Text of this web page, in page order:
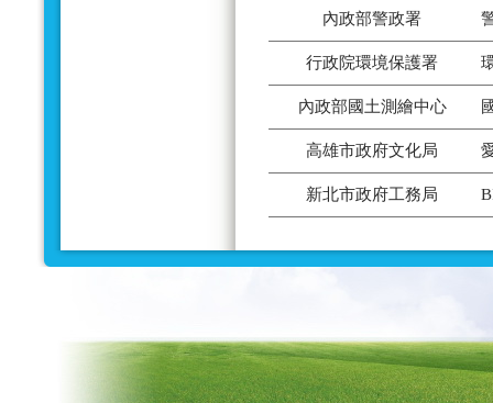
內政部警政署
行政院環境保護署
內政部國土測繪中心
高雄市政府文化局
新北市政府工務局